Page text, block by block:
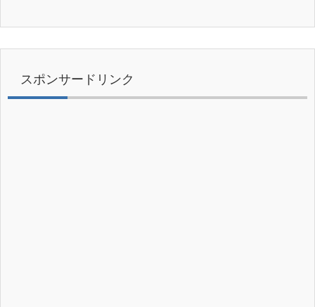
スポンサードリンク